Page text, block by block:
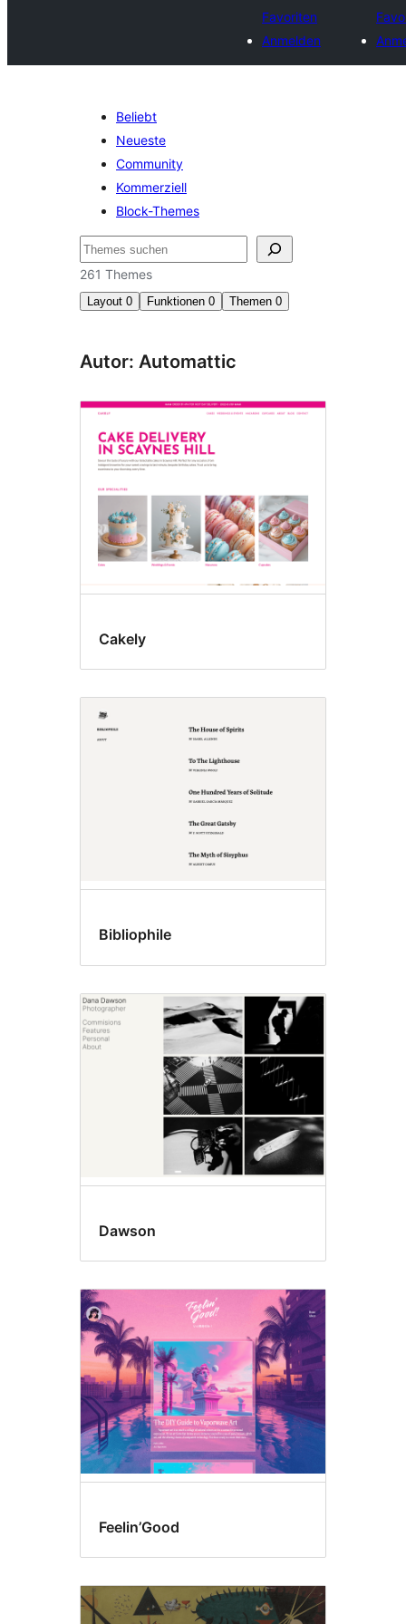
Favoriten
Anmelden
Beliebt
Neueste
Community
Kommerziell
Block-Themes
Suchen
261 Themes
Layout 0 Funktionen 0 Themen 0
Autor: Automattic
Cakely
Bibliophile
Dawson
Feelin’Good